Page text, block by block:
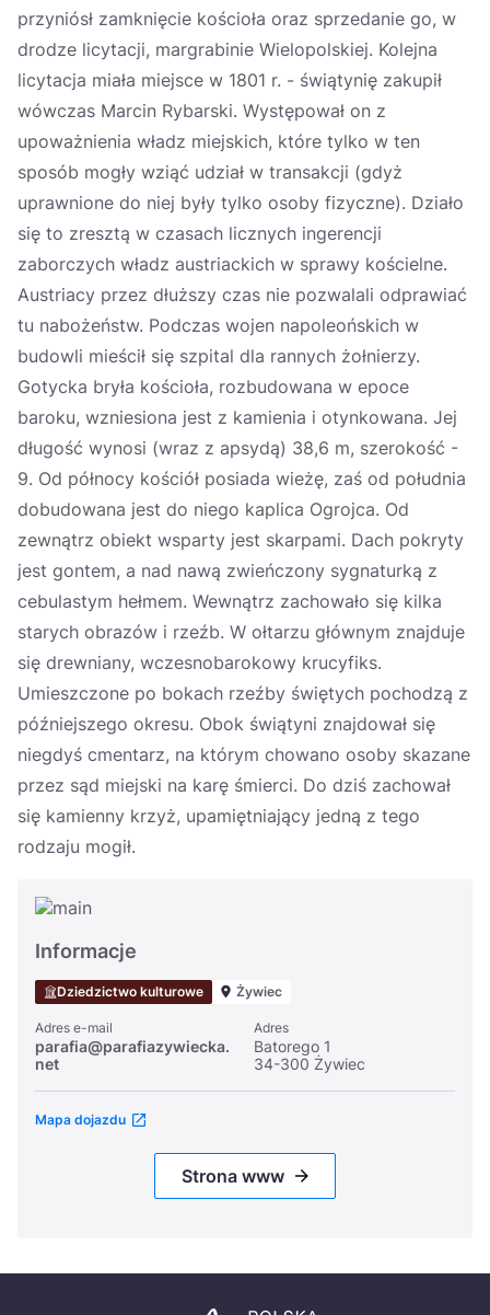
przyniósł zamknięcie kościoła oraz sprzedanie go, w
drodze licytacji, margrabinie Wielopolskiej. Kolejna
licytacja miała miejsce w 1801 r. - świątynię zakupił
wówczas Marcin Rybarski. Występował on z
upoważnienia władz miejskich, które tylko w ten
sposób mogły wziąć udział w transakcji (gdyż
uprawnione do niej były tylko osoby fizyczne). Działo
się to zresztą w czasach licznych ingerencji
zaborczych władz austriackich w sprawy kościelne.
Austriacy przez dłuższy czas nie pozwalali odprawiać
tu nabożeństw. Podczas wojen napoleońskich w
budowli mieścił się szpital dla rannych żołnierzy.
Gotycka bryła kościoła, rozbudowana w epoce
baroku, wzniesiona jest z kamienia i otynkowana. Jej
długość wynosi (wraz z apsydą) 38,6 m, szerokość -
9. Od północy kościół posiada wieżę, zaś od południa
dobudowana jest do niego kaplica Ogrojca. Od
zewnątrz obiekt wsparty jest skarpami. Dach pokryty
jest gontem, a nad nawą zwieńczony sygnaturką z
cebulastym hełmem. Wewnątrz zachowało się kilka
starych obrazów i rzeźb. W ołtarzu głównym znajduje
się drewniany, wczesnobarokowy krucyfiks.
Umieszczone po bokach rzeźby świętych pochodzą z
późniejszego okresu. Obok świątyni znajdował się
niegdyś cmentarz, na którym chowano osoby skazane
przez sąd miejski na karę śmierci. Do dziś zachował
się kamienny krzyż, upamiętniający jedną z tego
rodzaju mogił.
Informacje
Dziedzictwo kulturowe Żywiec
Adres e-mail
parafia@parafiazywiecka.
net
Adres
Batorego 1
34-300 Żywiec
Mapa dojazdu
Strona www